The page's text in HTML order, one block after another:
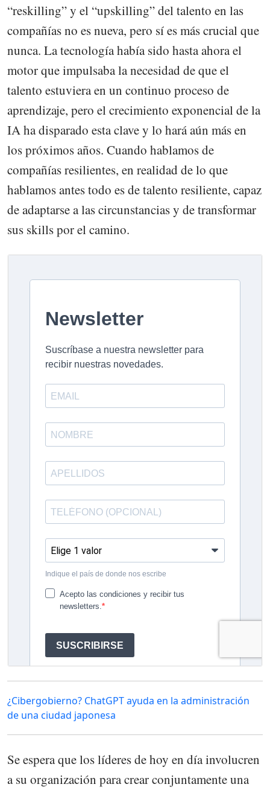
“reskilling” y el “upskilling” del talento en las
compañías no es nueva, pero sí es más crucial que
nunca. La tecnología había sido hasta ahora el
motor que impulsaba la necesidad de que el
talento estuviera en un continuo proceso de
aprendizaje, pero el crecimiento exponencial de la
IA ha disparado esta clave y lo hará aún más en
los próximos años. Cuando hablamos de
compañías resilientes, en realidad de lo que
hablamos antes todo es de talento resiliente, capaz
de adaptarse a las circunstancias y de transformar
sus skills por el camino.
¿Cibergobierno? ChatGPT ayuda en la administración
de una ciudad japonesa
Se espera que los líderes de hoy en día involucren
a su organización para crear conjuntamente una